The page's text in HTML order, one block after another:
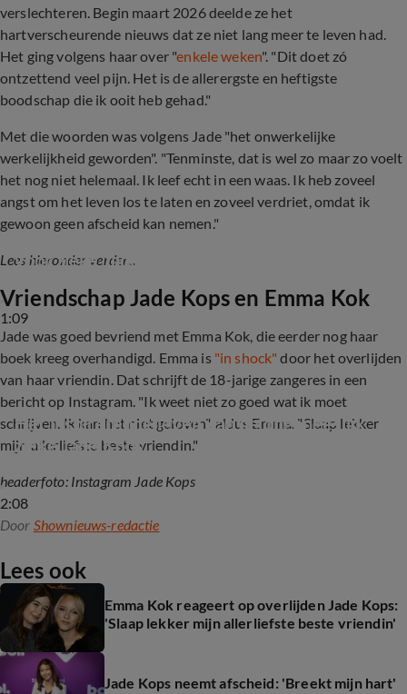
verslechteren. Begin maart 2026 deelde ze het
hartverscheurende nieuws dat ze niet lang meer te leven had.
Het ging volgens haar over "enkele weken". "Dit doet zó
ontzettend veel pijn. Het is de allerergste en heftigste
boodschap die ik ooit heb gehad."
Met die woorden was volgens Jade "het onwerkelijke
werkelijkheid geworden". "Tenminste, dat is wel zo maar zo voelt
het nog niet helemaal. Ik leef echt in een waas. Ik heb zoveel
angst om het leven los te laten en zoveel verdriet, omdat ik
gewoon geen afscheid kan nemen."
Lees hieronder verder...
1:09
Harten Bas Smit en Nicolette van Dam breken
voor zieke Jade Kops
Vriendschap Jade Kops en Emma Kok
Jade was goed bevriend met Emma Kok, die eerder nog haar
boek kreeg overhandigd. Emma is "in shock" door het overlijden
van haar vriendin. Dat schrijft de 18-jarige zangeres in een
bericht op Instagram. "Ik weet niet zo goed wat ik moet
schrijven. Ik kan het niet geloven", aldus Emma. "Slaap lekker
mijn allerliefste beste vriendin."
2:08
Het inspirerende leven van de ongeneeslijk
zieke Jade Kops
headerfoto: Instagram Jade Kops
Door Shownieuws-redactie
Lees ook
Emma Kok reageert op overlijden Jade Kops:
'Slaap lekker mijn allerliefste beste vriendin'
Jade Kops neemt afscheid: 'Breekt mijn hart'